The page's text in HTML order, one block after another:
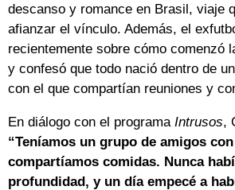
descanso y romance en Brasil, viaje
afianzar el vínculo. Además, el
recientemente sobre cómo comenzó
y confesó que todo nació dentro de
con el que compartían reuniones y
En diálogo con el programa Intrusos,
“Teníamos un grupo de amigos
compartíamos comidas. Nunca
profundidad, y un día empecé a